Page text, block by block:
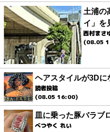
土浦の
イ」を
西村まさ
(08.05
ヘアスタイルが3Dに
読者投稿
(08.05 16:00)
皿に乗った豚バラブ
べつやく れい